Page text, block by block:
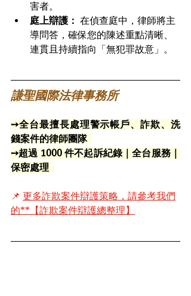
害者。
庭上辯護： 在偵查庭中，律師將主
導問答，確保您的陳述重點清晰、
連貫且持續指向「無犯罪故意」。
謙聖國際法律事務所
➙全台最擅長處理警示帳戶、詐欺、洗
錢案件的律師團隊
➙超過 1000 件不起訴紀錄｜全台服務｜
保密處理
📌 更多詐欺案件辯護策略，請參考我們
的**【詐欺案件辯護總整理】